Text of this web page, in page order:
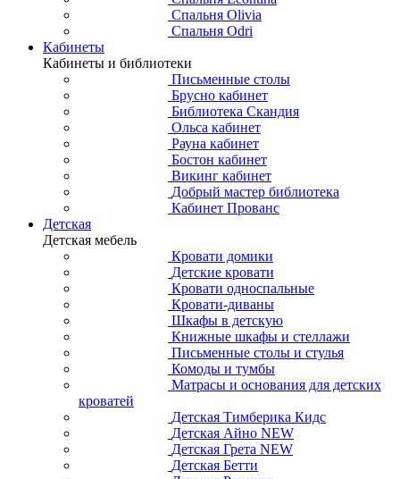
Спальня Olivia
Спальня Odri
Кабинеты
Кабинеты и библиотеки
Письменные столы
Брусно кабинет
Библиотека Скандия
Ольса кабинет
Рауна кабинет
Бостон кабинет
Викинг кабинет
Добрый мастер библиотека
Кабинет Прованс
Детская
Детская мебель
Кровати домики
Детские кровати
Кровати односпальные
Кровати-диваны
Шкафы в детскую
Книжные шкафы и стеллажи
Письменные столы и стулья
Комоды и тумбы
Матрасы и основания для детских
кроватей
Детская Тимберика Кидс
Детская Айно NEW
Детская Грета NEW
Детская Бетти